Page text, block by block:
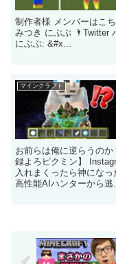
制作者様 メンバーはこ
みつき にぶぶ 🌂Twitter
にぶぶ: &#x...
マインクラフト
お前らは俺に逆らうの
録よろピクミン】
入れまくったら神にな
高性能AIハンターから逃...